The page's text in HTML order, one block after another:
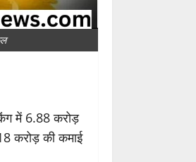
में 6.88 करोड़
करोड़ की कमाई